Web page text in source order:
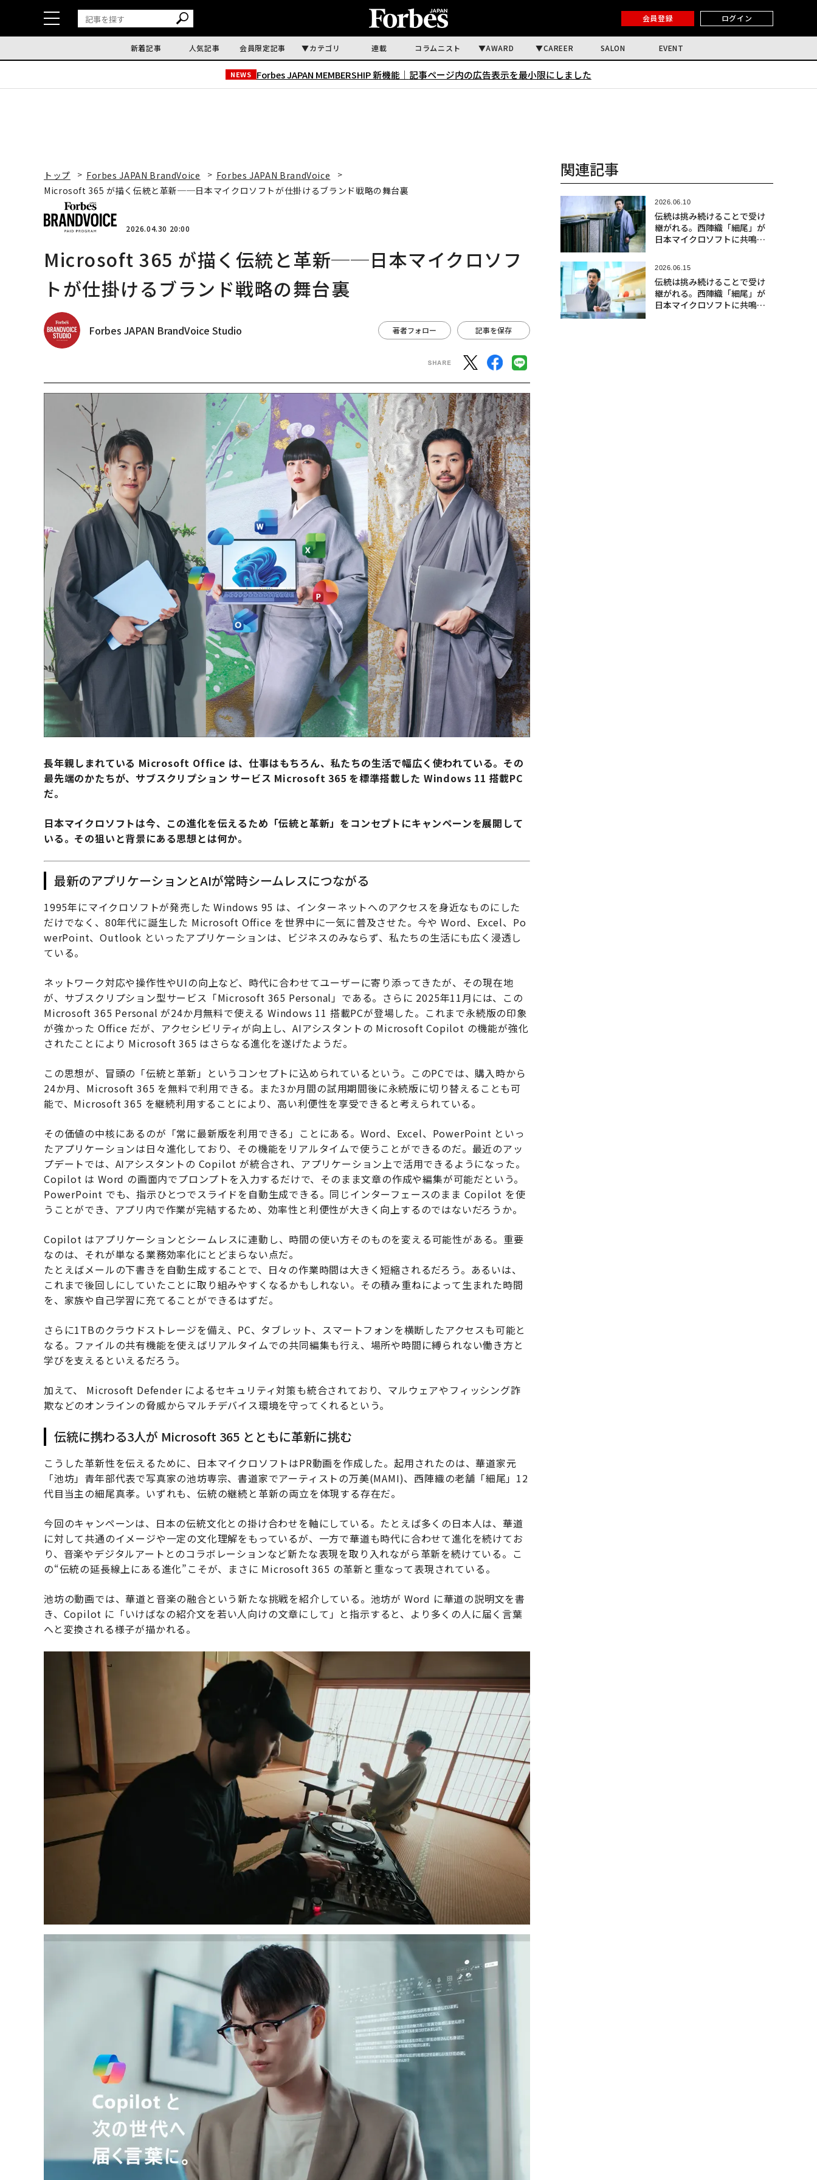
会員登録 ログイン
新着記事 人気記事 会員限定記事 カテゴリ 連載 コラムニスト AWARD CAREER SALON EVENT
NEWS Forbes JAPAN MEMBERSHIP 新機能｜ 記事ページ内の広告表示を最小限にしました
トップ Forbes JAPAN BrandVoice
Forbes JAPAN BrandVoice
Microsoft 365 が描く伝統と革新──日本マイクロソフトが仕掛けるブランド戦略の舞台裏
2026.04.30 20:00
Microsoft 365 が描く伝統と革新──日本マイクロソフ
トが仕掛けるブランド戦略の舞台裏
Forbes JAPAN BrandVoice Studio 著者フォロー 記事を保存
長年親しまれている Microsoft Office は、仕事はもちろん、私たちの生活で幅広く使われている。その
最先端のかたちが、サブスクリプション サービス Microsoft 365 を標準搭載した Windows 11 搭載PC
だ。
日本マイクロソフトは今、この進化を伝えるため「伝統と革新」をコンセプトにキャンペーンを展開して
いる。その狙いと背景にある思想とは何か。
最新のアプリケーションとAIが常時シームレスにつながる
1995年にマイクロソフトが発売した Windows 95 は、インターネットへのアクセスを身近なものにした
だけでなく、80年代に誕生した Microsoft Office を世界中に一気に普及させた。今や Word、Excel、Po
werPoint、Outlook といったアプリケーションは、ビジネスのみならず、私たちの生活にも広く浸透し
ている。
ネットワーク対応や操作性やUIの向上など、時代に合わせてユーザーに寄り添ってきたが、その現在地
が、サブスクリプション型サービス「Microsoft 365 Personal」である。さらに 2025年11月には、この
Microsoft 365 Personal が24か月無料で使える Windows 11 搭載PCが登場した。これまで永続版の印象
が強かった Office だが、アクセシビリティが向上し、AIアシスタントの Microsoft Copilot の機能が強化
されたことにより Microsoft 365 はさらなる進化を遂げたようだ。
この思想が、冒頭の「伝統と革新」というコンセプトに込められているという。このPCでは、購入時から
24か月、Microsoft 365 を無料で利用できる。また3か月間の試用期間後に永続版に切り替えることも可
能で、Microsoft 365 を継続利用することにより、高い利便性を享受できると考えられている。
その価値の中核にあるのが「常に最新版を利用できる」ことにある。Word、Excel、PowerPoint といっ
たアプリケーションは日々進化しており、その機能をリアルタイムで使うことができるのだ。最近のアッ
プデートでは、AIアシスタントの Copilot が統合され、アプリケーション上で活用できるようになった。
Copilot は Word の画面内でプロンプトを入力するだけで、そのまま文章の作成や編集が可能だという。
PowerPoint でも、指示ひとつでスライドを自動生成できる。同じインターフェースのまま Copilot を使
うことができ、アプリ内で作業が完結するため、効率性と利便性が大きく向上するのではないだろうか。
Copilot はアプリケーションとシームレスに連動し、時間の使い方そのものを変える可能性がある。重要
なのは、それが単なる業務効率化にとどまらない点だ。
たとえばメールの下書きを自動生成することで、日々の作業時間は大きく短縮されるだろう。あるいは、
これまで後回しにしていたことに取り組みやすくなるかもしれない。その積み重ねによって生まれた時間
を、家族や自己学習に充てることができるはずだ。
さらに1TBのクラウドストレージを備え、PC、タブレット、スマートフォンを横断したアクセスも可能と
なる。ファイルの共有機能を使えばリアルタイムでの共同編集も行え、場所や時間に縛られない働き方と
学びを支えるといえるだろう。
加えて、 Microsoft Defender によるセキュリティ対策も統合されており、マルウェアやフィッシング詐
欺などのオンラインの脅威からマルチデバイス環境を守ってくれるという。
伝統に携わる3人が Microsoft 365 とともに革新に挑む
こうした革新性を伝えるために、日本マイクロソフトはPR動画を作成した。起用されたのは、華道家元
「池坊」青年部代表で写真家の池坊専宗、書道家でアーティストの万美(MAMI)、西陣織の老舗「細尾」12
代目当主の細尾真孝。いずれも、伝統の継続と革新の両立を体現する存在だ。
今回のキャンペーンは、日本の伝統文化との掛け合わせを軸にしている。たとえば多くの日本人は、華道
に対して共通のイメージや一定の文化理解をもっているが、一方で華道も時代に合わせて進化を続けてお
り、音楽やデジタルアートとのコラボレーションなど新たな表現を取り入れながら革新を続けている。こ
の“伝統の延長線上にある進化”こそが、まさに Microsoft 365 の革新と重なって表現されている。
池坊の動画では、華道と音楽の融合という新たな挑戦を紹介している。池坊が Word に華道の説明文を書
き、Copilot に「いけばなの紹介文を若い人向けの文章にして」と指示すると、より多くの人に届く言葉
へと変換される様子が描かれる。
関連記事
2026.06.10
伝統は挑み続けることで受け
継がれる。西陣織「細尾」が
日本マイクロソフトに共鳴す
2026.06.15
伝統は挑み続けることで受け
継がれる。西陣織「細尾」が
日本マイクロソフトに共鳴す